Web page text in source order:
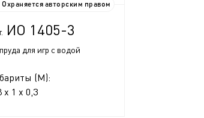
Охраняется авторским правом
ИО 1405-3
для игр с водой
(М):
x 1 x 0,3